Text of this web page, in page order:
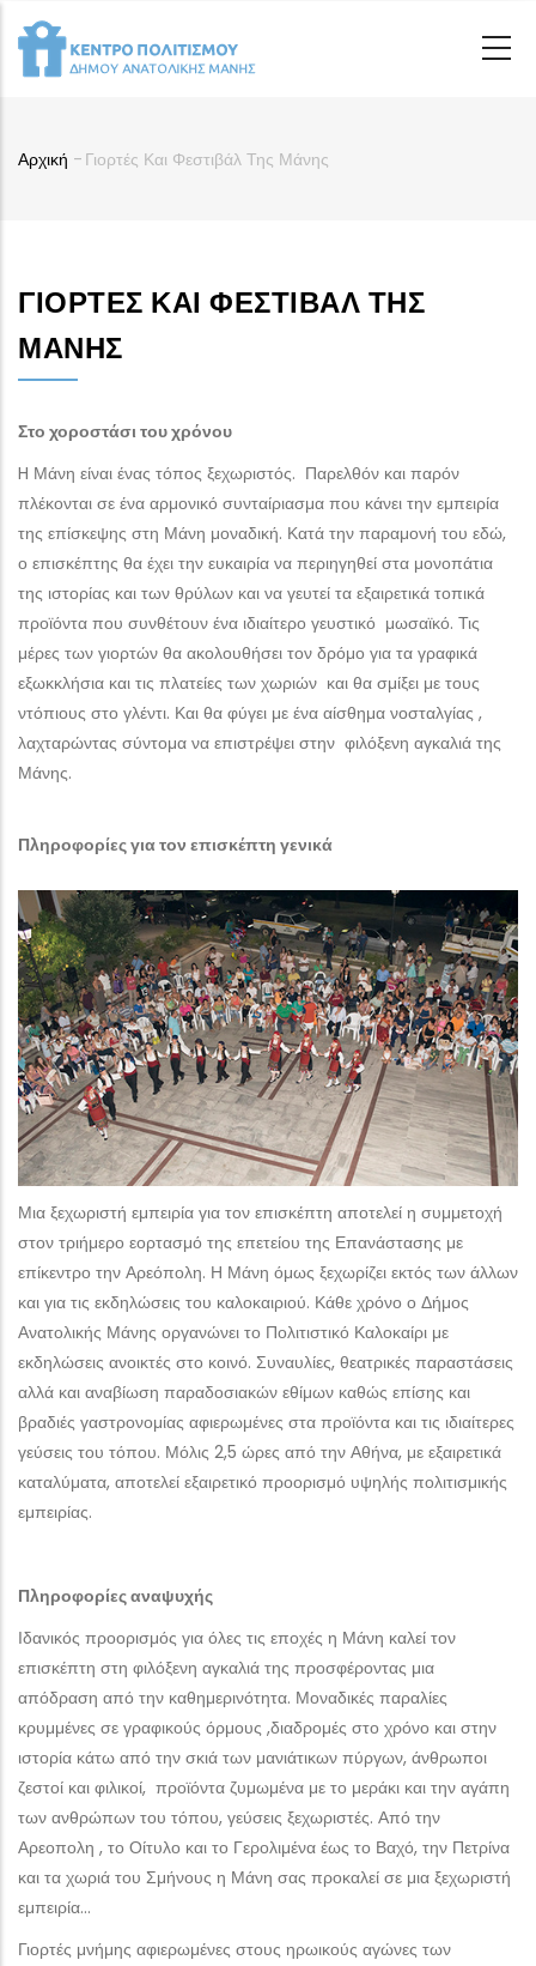
Παράκαμψη
προς
Breadcrumb
Αρχική - Γιορτές Και Φεστιβάλ Της Μάνης
ΓΙΟΡΤΈΣ ΚΑΙ ΦΕΣΤΙΒΆΛ ΤΗΣ
ΜΆΝΗΣ
Στο χοροστάσι του χρόνου
H Μάνη είναι ένας τόπος ξεχωριστός. Παρελθόν και παρόν
πλέκονται σε ένα αρμονικό συνταίριασμα που κάνει την εμπειρία
της επίσκεψης στη Μάνη μοναδική. Κατά την παραμονή του εδώ,
ο επισκέπτης θα έχει την ευκαιρία να περιηγηθεί στα μονοπάτια
της ιστορίας και των θρύλων και να γευτεί τα εξαιρετικά τοπικά
προϊόντα που συνθέτουν ένα ιδιαίτερο γευστικό μωσαϊκό. Τις
μέρες των γιορτών θα ακολουθήσει τον δρόμο για τα γραφικά
εξωκκλήσια και τις πλατείες των χωριών και θα σμίξει με τους
ντόπιους στο γλέντι. Και θα φύγει με ένα αίσθημα νοσταλγίας ,
λαχταρώντας σύντομα να επιστρέψει στην φιλόξενη αγκαλιά της
Μάνης.
Πληροφορίες για τον επισκέπτη γενικά
Μια ξεχωριστή εμπειρία για τον επισκέπτη αποτελεί η συμμετοχή
στον τριήμερο εορτασμό της επετείου της Επανάστασης με
επίκεντρο την Αρεόπολη. Η Μάνη όμως ξεχωρίζει εκτός των άλλων
και για τις εκδηλώσεις του καλοκαιριού. Κάθε χρόνο ο Δήμος
Ανατολικής Μάνης οργανώνει το Πολιτιστικό Καλοκαίρι με
εκδηλώσεις ανοικτές στο κοινό. Συναυλίες, θεατρικές παραστάσεις
αλλά και αναβίωση παραδοσιακών εθίμων καθώς επίσης και
βραδιές γαστρονομίας αφιερωμένες στα προϊόντα και τις ιδιαίτερες
γεύσεις του τόπου. Μόλις 2,5 ώρες από την Αθήνα, με εξαιρετικά
καταλύματα, αποτελεί εξαιρετικό προορισμό υψηλής πολιτισμικής
εμπειρίας.
Πληροφορίες αναψυχής
Ιδανικός προορισμός για όλες τις εποχές η Μάνη καλεί τον
επισκέπτη στη φιλόξενη αγκαλιά της προσφέροντας μια
απόδραση από την καθημερινότητα. Μοναδικές παραλίες
κρυμμένες σε γραφικούς όρμους ,διαδρομές στο χρόνο και στην
ιστορία κάτω από την σκιά των μανιάτικων πύργων, άνθρωποι
ζεστοί και φιλικοί, προϊόντα ζυμωμένα με το μεράκι και την αγάπη
των ανθρώπων του τόπου, γεύσεις ξεχωριστές. Από την
Αρεοπολη , το Οίτυλο και το Γερολιμένα έως το Βαχό, την Πετρίνα
και τα χωριά του Σμήνους η Μάνη σας προκαλεί σε μια ξεχωριστή
εμπειρία…
Γιορτές μνήμης αφιερωμένες στους ηρωικούς αγώνες των